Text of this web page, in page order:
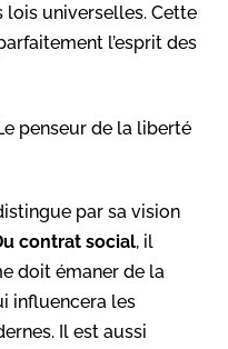
universelles. Cette
l’esprit des
penseur de la liberté
par sa vision
contrat social, il
doit émaner de la
influencera les
Il est aussi